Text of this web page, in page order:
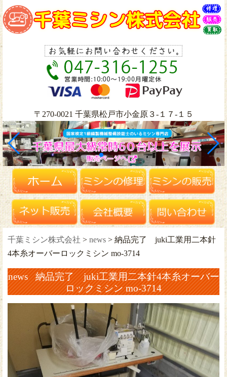
〒270-0021 千葉県松戸市小金原３-１７-１５
千葉ミシン株式会社 > news > 納品完了 juki工業用二本針
4本糸オーバーロックミシン mo-3714
news 納品完了 juki工業用二本針4本糸オーバー
ロックミシン mo-3714